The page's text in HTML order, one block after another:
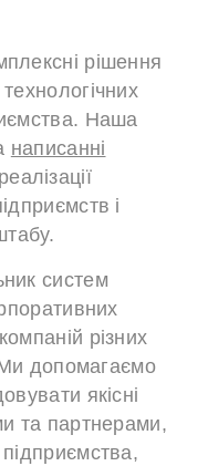
рішення
Наша
написанні
і
систем
різних
Ми допомагаємо
якісні
та партнерами,